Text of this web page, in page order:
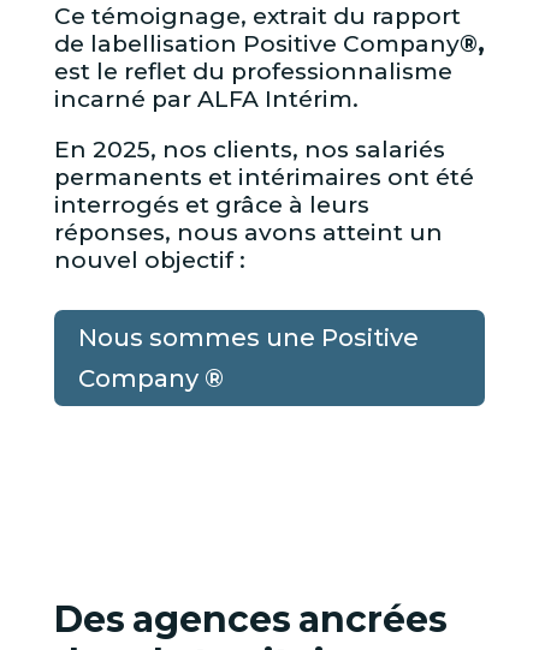
Ce témoignage, extrait du rapport
de labellisation Positive Company®,
est le reflet du professionnalisme
incarné par ALFA Intérim.
En 2025, nos clients, nos salariés
permanents et intérimaires ont été
interrogés et grâce à leurs
réponses, nous avons atteint un
nouvel objectif :
Nous sommes une Positive
Company ®
Des agences ancrées